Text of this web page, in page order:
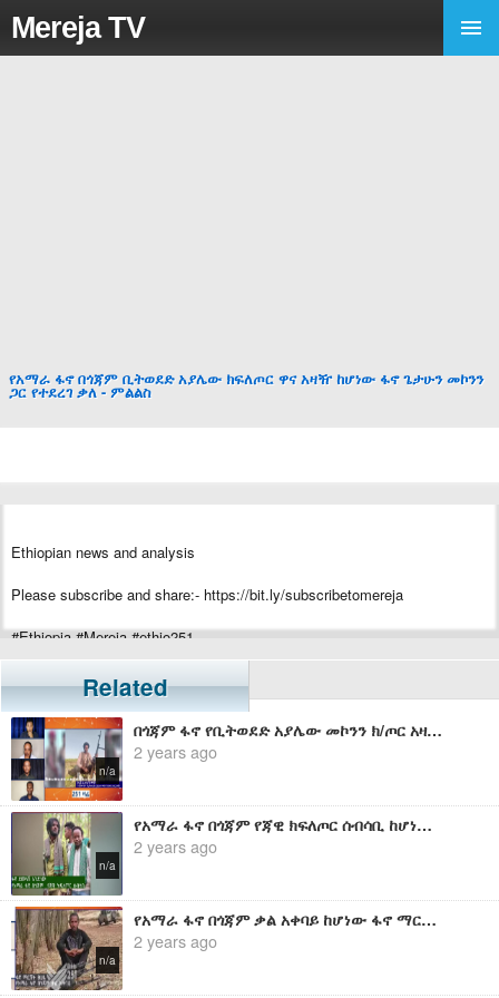
Mereja TV
የአማራ ፋኖ በጎጃም ቢትወደድ አያሌው ክፍለጦር ዋና አዛዥ ከሆነው ፋኖ ጌታሁን መኮንን
ጋር የተደረገ ቃለ - ምልልስ
Ethiopian news and analysis
Please subscribe and share:- https://bit.ly/subscribetomereja
#Ethiopia #Mereja #ethio251
Related
n/a
በጎጃም ፋኖ የቢትወደድ አያሌው መኮንን ክ/ጦር አዛዥ ከሆነው ከኮ/ል ጌታሁን መኮንን ጋር የተደረገ ቃለ ምልልስ
2 years ago
n/a
የአማራ ፋኖ በጎጃም የጃዊ ክፍለጦር ሰብሳቢ ከሆነው ፋኖ ደመላሽ አንድነው ጋር የተደረገ ቃለ-ምልልስ
2 years ago
n/a
የአማራ ፋኖ በጎጃም ቃል አቀባይ ከሆነው ፋኖ ማርሸት ፀሀዬ ጋር የተደረገ ቃለ ምልልስ
2 years ago